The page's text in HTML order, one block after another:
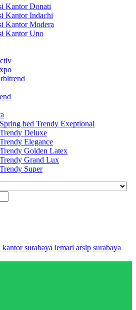
Kantor Donati
Kantor Indachi
Kantor Modera
Kantor Uno
bed Trendy Exeptional
Deluxe
Elegance
Golden Latex
Grand Lux
Super
kantor surabaya lemari arsip surabaya